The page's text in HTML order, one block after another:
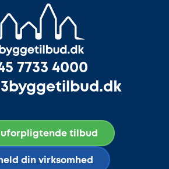
7733 4000
uforpligtende tilbud
din virksomhed